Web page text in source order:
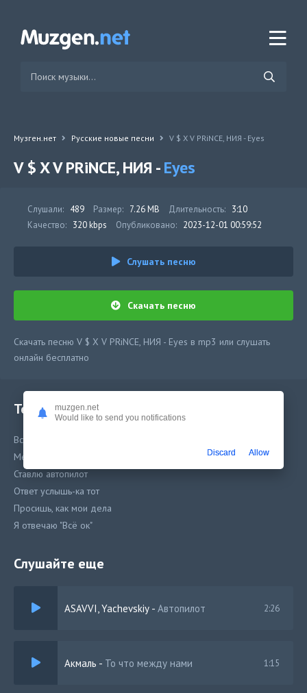
Музген.нет Русские новые песни V $ X V PRiNCE, НИЯ - Eyes
V $ X V PRiNCE, НИЯ -Eyes
Слушали: 489 Размер: 7.26 MB Длительность: 3:10
Качество: 320 kbps Опубликовано: 2023-12-01 00:59:52
Слушать песню
Скачать песню
Скачать песню V $ X V PRiNCE, НИЯ - Eyes в mp3 или слушать
онлайн бесплатно
Текст песни
Всё неправильно
Между нами что-то не то
Ставлю автопилот
Ответ услышь-ка тот
Просишь, как мои дела
Я отвечаю "Всё ок"
Слушайте еще
ASAVVI, Yachevskiy - Автопилот 2:26
Акмаль - То что между нами 1:15
muzgen.net
Would like to send you notifications
Discard Allow